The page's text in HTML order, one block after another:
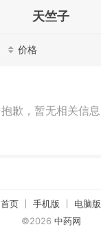
天竺子
价格
抱歉，暂无相关信息
首页 手机版
电脑版
©2026 中药网